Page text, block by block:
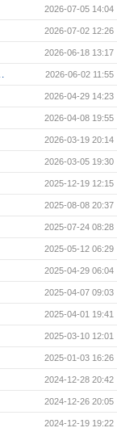
2026-07-05 14:04
2026-07-02 12:26
2026-06-18 13:17
2026-06-02 11:55
2026-04-29 14:23
2026-04-08 19:55
2026-03-19 20:14
2026-03-05 19:30
2025-12-19 12:15
2025-08-08 20:37
2025-07-24 08:28
2025-05-12 06:29
2025-04-29 06:04
2025-04-07 09:03
2025-04-01 19:41
2025-03-10 12:01
2025-01-03 16:26
2024-12-28 20:42
2024-12-26 20:05
2024-12-19 19:22